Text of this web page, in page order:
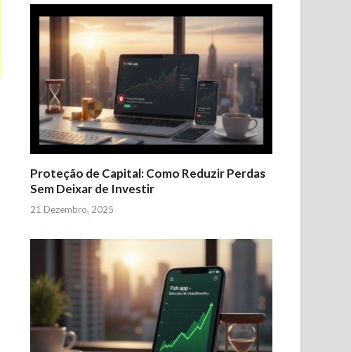
Proteção de Capital: Como Reduzir Perdas
Sem Deixar de Investir
21 Dezembro, 2025